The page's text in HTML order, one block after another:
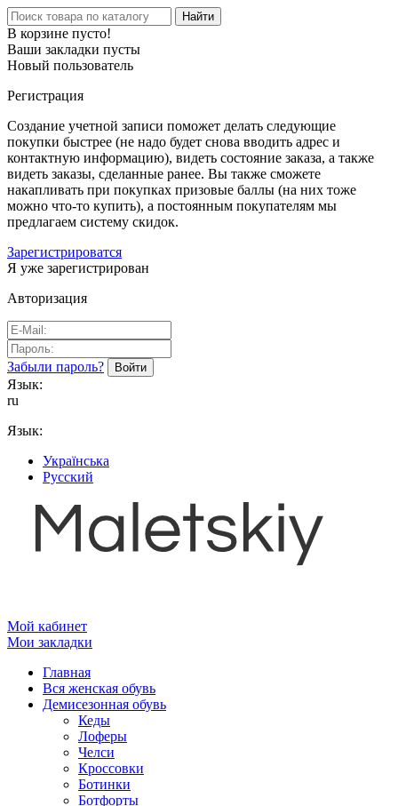
Найти
В корзине пусто!
Ваши закладки пусты
Новый пользователь
Регистрация
Создание учетной записи поможет делать следующие
покупки быстрее (не надо будет снова вводить адрес и
контактную информацию), видеть состояние заказа, а также
видеть заказы, сделанные ранее. Вы также сможете
накапливать при покупках призовые баллы (на них тоже
можно что-то купить), а постоянным покупателям мы
предлагаем систему скидок.
Зарегистрироватся
Я уже зарегистрирован
Авторизация
Забыли пароль?
Язык:
ru
Язык:
Українська
Русский
Мой кабинет
Мои закладки
Главная
Вся женская обувь
Демисезонная обувь
Кеды
Лоферы
Челси
Кроссовки
Ботинки
Ботфорты